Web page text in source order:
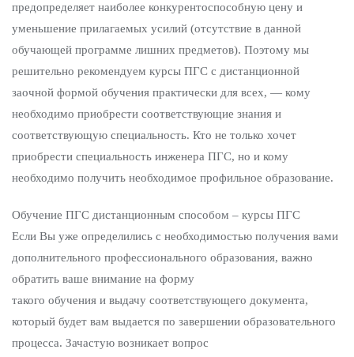
предопределяет наиболее конкурентоспособную цену и
уменьшение прилагаемых усилий (отсутствие в данной
обучающей программе лишних предметов). Поэтому мы
решительно рекомендуем курсы ПГС с дистанционной
заочной формой обучения практически для всех, — кому
необходимо приобрести соответствующие знания и
соответствующую специальность. Кто не только хочет
приобрести специальность инженера ПГС, но и кому
необходимо получить необходимое профильное образование.
Обучение ПГС дистанционным способом – курсы ПГС
Если Вы уже определились с необходимостью получения вами
дополнительного профессионального образования, важно
обратить ваше внимание на форму
такого обучения и выдачу соответствующего документа,
который будет вам выдается по завершении образовательного
процесса. Зачастую возникает вопрос